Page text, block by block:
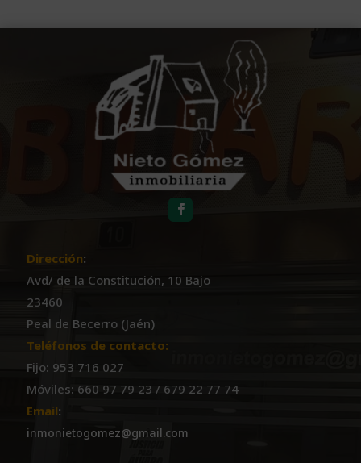
Dirección:
Avd/ de la Constitución, 10 Bajo
23460
Peal de Becerro (Jaén)
Teléfonos de contacto:
Fijo: 953 716 027
Móviles: 660 97 79 23 / 679 22 77 74
Email:
inmonietogomez@gmail.com